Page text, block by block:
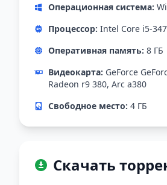
Операционная система:
Процессор: Intel Core i5-
Оперативная память: 8 ГБ
Видеокарта: GeForce
Radeon r9 380, Arc a380
Свободное место: 4 ГБ
Скачать